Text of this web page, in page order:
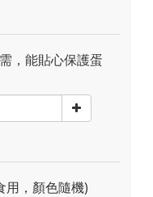
，能貼心保護蛋
用，顏色隨機)